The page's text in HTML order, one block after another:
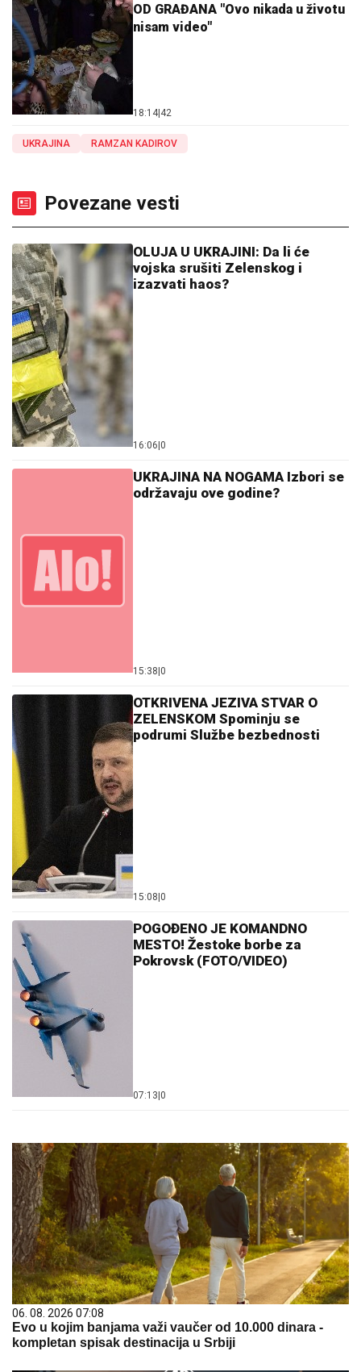
OD GRAĐANA "Ovo nikada u životu
nisam video"
18:14 42
UKRAJINA RAMZAN KADIROV
Povezane vesti
OLUJA U UKRAJINI: Da li će
vojska srušiti Zelenskog i
izazvati haos?
16:06 0
UKRAJINA NA NOGAMA Izbori se
održavaju ove godine?
15:38 0
OTKRIVENA JEZIVA STVAR O
ZELENSKOM Spominju se
podrumi Službe bezbednosti
15:08 0
POGOĐENO JE KOMANDNO
MESTO! Žestoke borbe za
Pokrovsk (FOTO/VIDEO)
07:13 0
06. 08. 2026 07:08
Evo u kojim banjama važi vaučer od 10.000 dinara -
kompletan spisak destinacija u Srbiji